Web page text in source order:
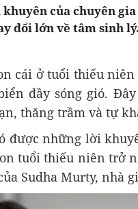
của chuyên
đổi lớn về tâm sinh lý.
cái ở tuổi thiếu
đầy sóng gió.
thăng trầm và tự
được những lời
tuổi thiếu niên trở
Sudha Murty, nhà